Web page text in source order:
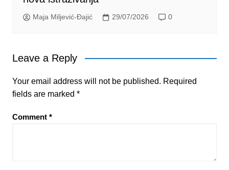
Maja Miljević-Đajić 29/07/2026 0
Leave a Reply
Your email address will not be published. Required
fields are marked *
Comment *